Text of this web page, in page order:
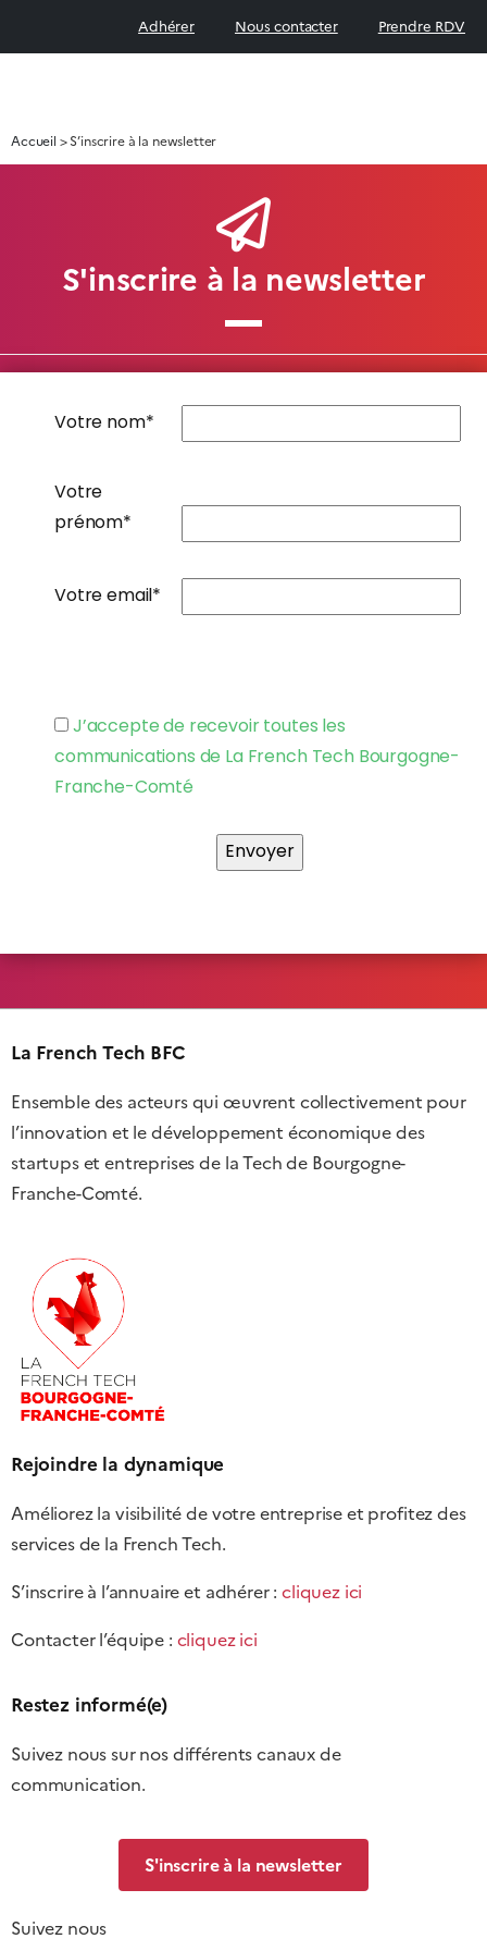
Adhérer Nous contacter Prendre RDV
Accueil >S’inscrire à la newsletter
S'inscrire à la newsletter
Votre nom*
Votre
prénom*
Votre email*
J’accepte de recevoir toutes les
communications de La French Tech Bourgogne-
Franche-Comté
La French Tech BFC
Ensemble des acteurs qui œuvrent collectivement pour
l’innovation et le développement économique des
startups et entreprises de la Tech de Bourgogne-
Franche-Comté.
Rejoindre la dynamique
Améliorez la visibilité de votre entreprise et profitez des
services de la French Tech.
S’inscrire à l’annuaire et adhérer :cliquez ici
Contacter l’équipe : cliquez ici
Restez informé(e)
Suivez nous sur nos différents canaux de
communication.
S'inscrire à la newsletter
Suivez nous